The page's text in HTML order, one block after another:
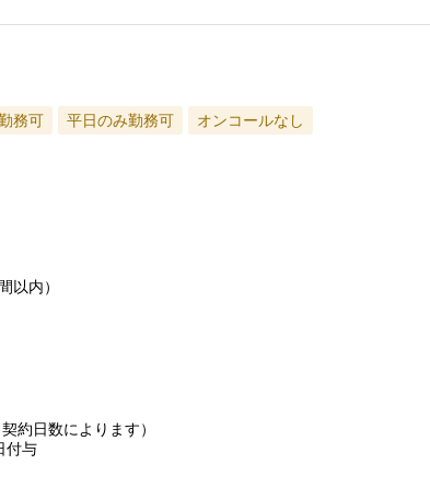
務可 平日のみ勤務可 オンコールなし
以内）
約日数によります）
付与